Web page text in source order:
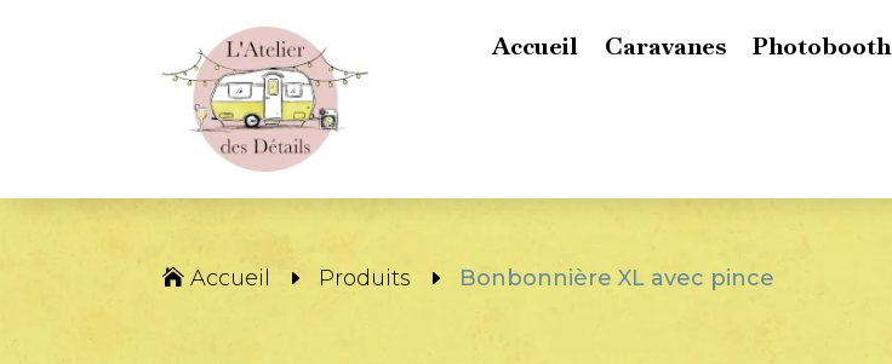
Accueil Caravanes Photobooth
Accueil Produits Bonbonnière XL avec pince